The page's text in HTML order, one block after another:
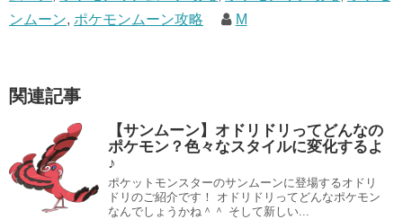
ンムーン, ポケモンムーン攻略 M
関連記事
【サンムーン】オドリドリってどんなの
ポケモン？色々なスタイルに変化するよ
♪
ポケットモンスターのサンムーンに登場するオドリ
ドリのご紹介です！ オドリドリってどんなポケモン
なんでしょうかね＾＾ そして新しい...